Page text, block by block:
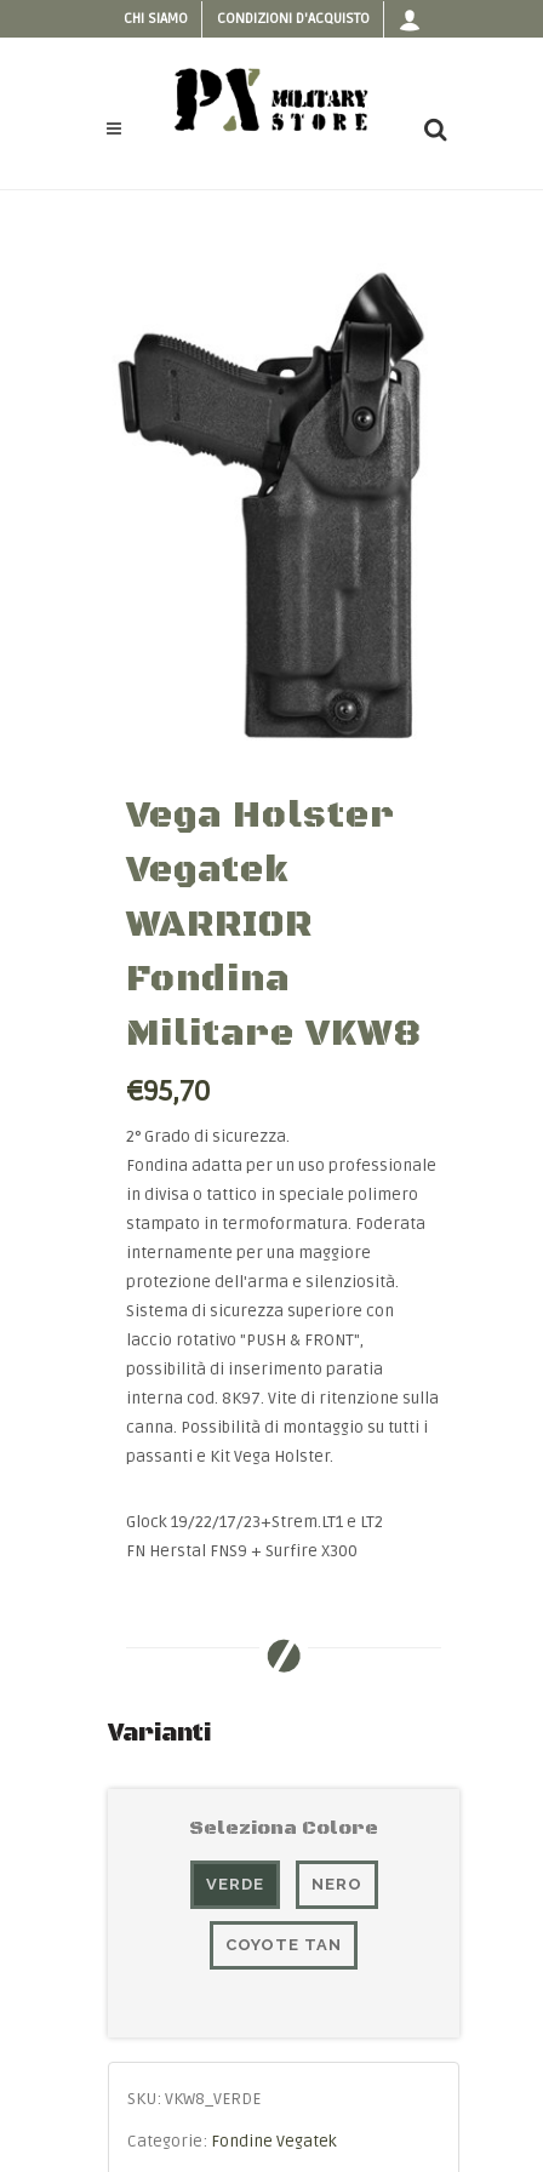
CHI SIAMO CONDIZIONI D'ACQUISTO
Vega Holster
Vegatek
WARRIOR
Fondina
Militare VKW8
€95,70
2° Grado di sicurezza.
Fondina adatta per un uso professionale
in divisa o tattico in speciale polimero
stampato in termoformatura. Foderata
internamente per una maggiore
protezione dell'arma e silenziosità.
Sistema di sicurezza superiore con
laccio rotativo "PUSH & FRONT",
possibilità di inserimento paratia
interna cod. 8K97. Vite di ritenzione sulla
canna. Possibilità di montaggio su tutti i
passanti e Kit Vega Holster.
Glock 19/22/17/23+Strem.LT1 e LT2
FN Herstal FNS9 + Surfire X300
Varianti
Seleziona Colore
VERDE NERO
COYOTE TAN
SKU: VKW8_VERDE
Categorie: Fondine Vegatek